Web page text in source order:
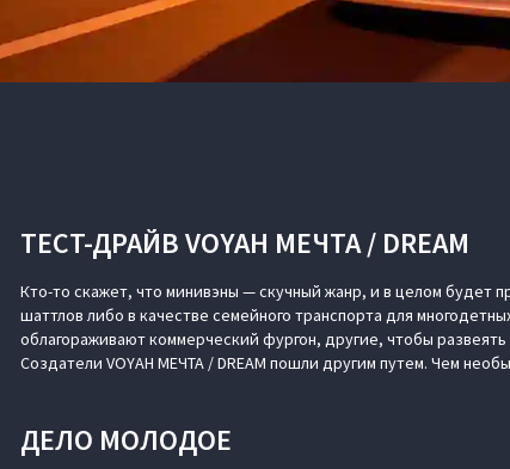
ТЕСТ-ДРАЙВ VOYAH МЕЧТА / DREAM
Кто-то скажет, что минивэны — скучный жанр, и в целом будет
шаттлов либо в качестве семейного транспорта для
облагораживают коммерческий фургон, другие, чтобы
Создатели VOYAH МЕЧТА / DREAM пошли другим путем. Чем
ДЕЛО МОЛОДОЕ